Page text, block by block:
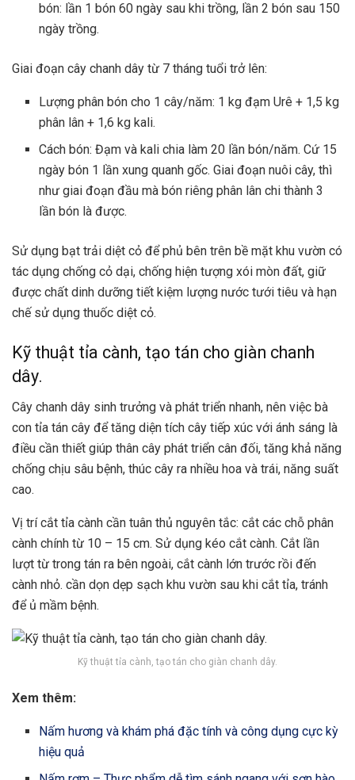
bón: lần 1 bón 60 ngày sau khi trồng, lần 2 bón sau 150
ngày trồng.
Giai đoạn cây chanh dây từ 7 tháng tuổi trở lên:
Lượng phân bón cho 1 cây/năm: 1 kg đạm Urê + 1,5 kg
phân lân + 1,6 kg kali.
Cách bón: Đạm và kali chia làm 20 lần bón/năm. Cứ 15
ngày bón 1 lần xung quanh gốc. Giai đoạn nuôi cây, thì
như giai đoạn đầu mà bón riêng phân lân chi thành 3
lần bón là được.
Sử dụng bạt trải diệt cỏ để phủ bên trên bề mặt khu vườn có
tác dụng chống cỏ dại, chống hiện tượng xói mòn đất, giữ
được chất dinh dưỡng tiết kiệm lượng nước tưới tiêu và hạn
chế sử dụng thuốc diệt cỏ.
Kỹ thuật tỉa cành, tạo tán cho giàn chanh
dây.
Cây chanh dây sinh trưởng và phát triển nhanh, nên việc bà
con tỉa tán cây để tăng diện tích cây tiếp xúc với ánh sáng là
điều cần thiết giúp thân cây phát triển cân đối, tăng khả năng
chống chịu sâu bệnh, thúc cây ra nhiều hoa và trái, năng suất
cao.
Vị trí cắt tỉa cành cần tuân thủ nguyên tắc: cắt các chỗ phân
cành chính từ 10 – 15 cm. Sử dụng kéo cắt cành. Cắt lần
lượt từ trong tán ra bên ngoài, cắt cành lớn trước rồi đến
cành nhỏ. cần dọn dẹp sạch khu vườn sau khi cắt tỉa, tránh
để ủ mầm bệnh.
Kỹ thuật tỉa cành, tạo tán cho giàn chanh dây.
Xem thêm:
Nấm hương và khám phá đặc tính và công dụng cực kỳ
hiệu quả